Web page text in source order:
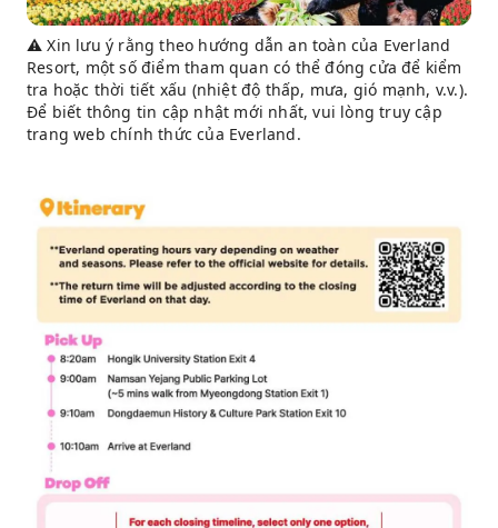
⚠️ Xin lưu ý rằng theo hướng dẫn an toàn của Everland
Resort, một số điểm tham quan có thể đóng cửa để kiểm
tra hoặc thời tiết xấu (nhiệt độ thấp, mưa, gió mạnh, v.v.).
Để biết thông tin cập nhật mới nhất, vui lòng truy cập
trang web chính thức của Everland.